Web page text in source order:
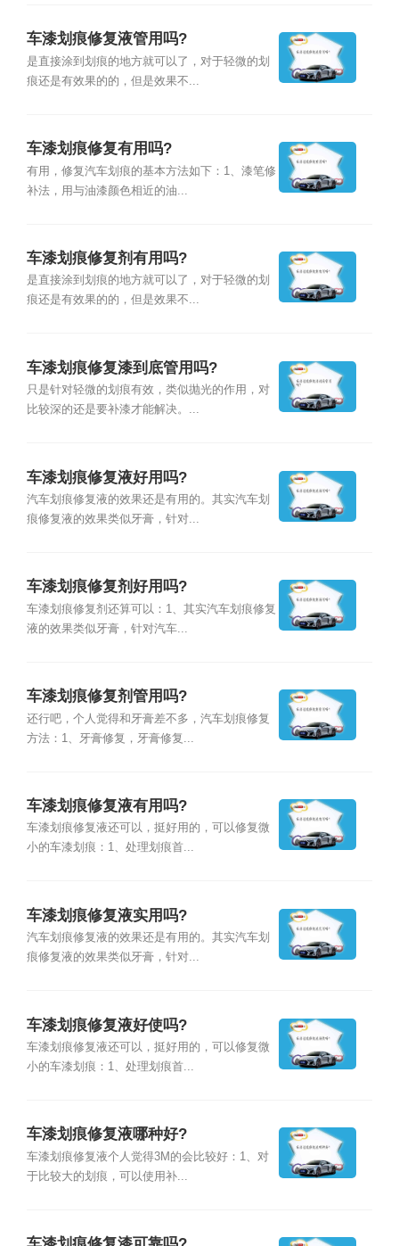
车漆划痕修复液管用吗?
是直接涂到划痕的地方就可以了，对于轻微的划
痕还是有效果的的，但是效果不...
车漆划痕修复有用吗?
有用，修复汽车划痕的基本方法如下：1、漆笔修
补法，用与油漆颜色相近的油...
车漆划痕修复剂有用吗?
是直接涂到划痕的地方就可以了，对于轻微的划
痕还是有效果的的，但是效果不...
车漆划痕修复漆到底管用吗?
只是针对轻微的划痕有效，类似抛光的作用，对
比较深的还是要补漆才能解决。...
车漆划痕修复液好用吗?
汽车划痕修复液的效果还是有用的。其实汽车划
痕修复液的效果类似牙膏，针对...
车漆划痕修复剂好用吗?
车漆划痕修复剂还算可以：1、其实汽车划痕修复
液的效果类似牙膏，针对汽车...
车漆划痕修复剂管用吗?
还行吧，个人觉得和牙膏差不多，汽车划痕修复
方法：1、牙膏修复，牙膏修复...
车漆划痕修复液有用吗?
车漆划痕修复液还可以，挺好用的，可以修复微
小的车漆划痕：1、处理划痕首...
车漆划痕修复液实用吗?
汽车划痕修复液的效果还是有用的。其实汽车划
痕修复液的效果类似牙膏，针对...
车漆划痕修复液好使吗?
车漆划痕修复液还可以，挺好用的，可以修复微
小的车漆划痕：1、处理划痕首...
车漆划痕修复液哪种好?
车漆划痕修复液个人觉得3M的会比较好：1、对
于比较大的划痕，可以使用补...